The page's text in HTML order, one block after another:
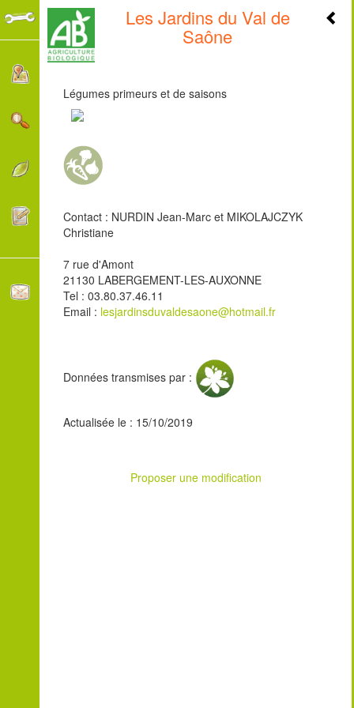
Les Jardins du Val de
Saône
Légumes primeurs et de saisons
Contact : NURDIN Jean-Marc et MIKOLAJCZYK
Christiane
7 rue d'Amont
21130 LABERGEMENT-LES-AUXONNE
Tel : 03.80.37.46.11
Email : lesjardinsduvaldesaone@hotmail.fr
Données transmises par :
Actualisée le : 15/10/2019
Proposer une modification
+